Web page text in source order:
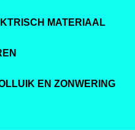
MATERIAAL
EN ZONWERING